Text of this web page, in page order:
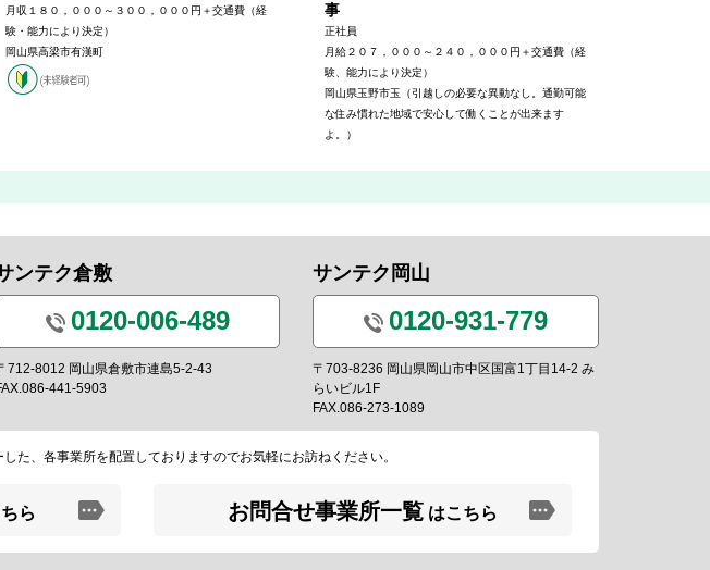
月収１８０，０００～３００，０００円＋交通費（経
験・能力により決定）
岡山県高梁市有漢町
事
正社員
月給２０７，０００～２４０，０００円＋交通費（経
験、能力により決定）
岡山県玉野市玉（引越しの必要な異動なし。通勤可能
な住み慣れた地域で安心して働くことが出来ます
よ。）
ンテク倉敷
0120-006-489
712-8012 岡山県倉敷市連島5-2-43
441-5903
サンテク岡山
0120-931-779
〒703-8236 岡山県岡山市中区国富1丁目14-2 み
らいビル1F
FAX.086-273-1089
た、各事業所を配置しておりますのでお気軽にお訪ねください。
ら お問合せ事業所一覧 はこちら